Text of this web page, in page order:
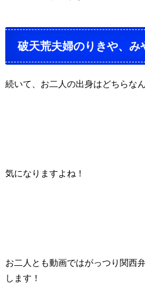
破天荒夫婦のりきや、み
続いて、お二人の出身はどちらな
気になりますよね！
お二人とも動画ではがっつり関西
します！